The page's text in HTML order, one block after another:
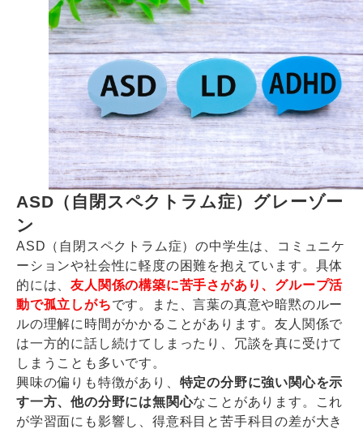
ASD（自閉スペクトラム症）グレーゾー
ン
ASD（自閉スペクトラム症）の中学生は、コミュニケ
ーションや社会性に軽度の困難を抱えています。具体
的には、友人関係の構築に苦手さがあり、グループ活
動で孤立しがちです。また、言葉の真意や暗黙のルー
ルの理解に時間がかかることがあります。友人関係で
は一方的に話し続けてしまったり、冗談を真に受けて
しまうことも多いです。
興味の偏りも特徴があり、 特定の分野に強い関心を示
す一方、他の分野には無関心なことがあります。これ
が学習面にも影響し、得意科目と苦手科目の差が大き